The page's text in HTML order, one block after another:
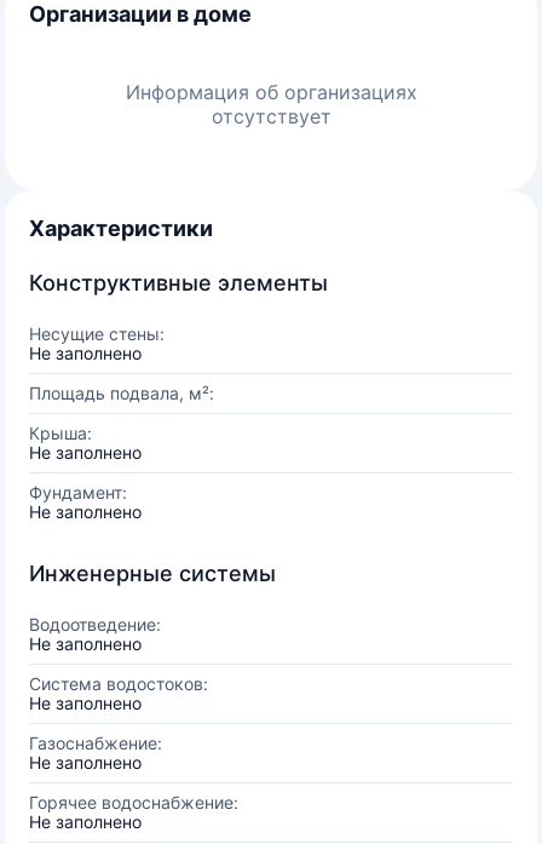
Организации в доме
Информация об организациях
отсутствует
Характеристики
Конструктивные элементы
Несущие стены:
Не заполнено
Площадь подвала, м²:
Крыша:
Не заполнено
Фундамент:
Не заполнено
Инженерные системы
Водоотведение:
Не заполнено
Система водостоков:
Не заполнено
Газоснабжение:
Не заполнено
Горячее водоснабжение:
Не заполнено